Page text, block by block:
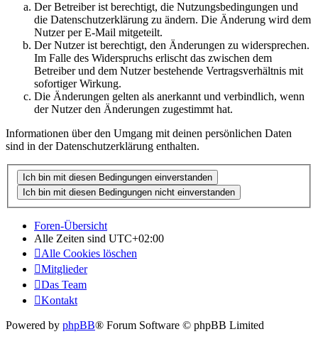
Der Betreiber ist berechtigt, die Nutzungsbedingungen und
die Datenschutzerklärung zu ändern. Die Änderung wird dem
Nutzer per E-Mail mitgeteilt.
Der Nutzer ist berechtigt, den Änderungen zu widersprechen.
Im Falle des Widerspruchs erlischt das zwischen dem
Betreiber und dem Nutzer bestehende Vertragsverhältnis mit
sofortiger Wirkung.
Die Änderungen gelten als anerkannt und verbindlich, wenn
der Nutzer den Änderungen zugestimmt hat.
Informationen über den Umgang mit deinen persönlichen Daten
sind in der Datenschutzerklärung enthalten.
Foren-Übersicht
Alle Zeiten sind UTC+02:00
Alle Cookies löschen
Mitglieder
Das Team
Kontakt
Powered by phpBB® Forum Software © phpBB Limited